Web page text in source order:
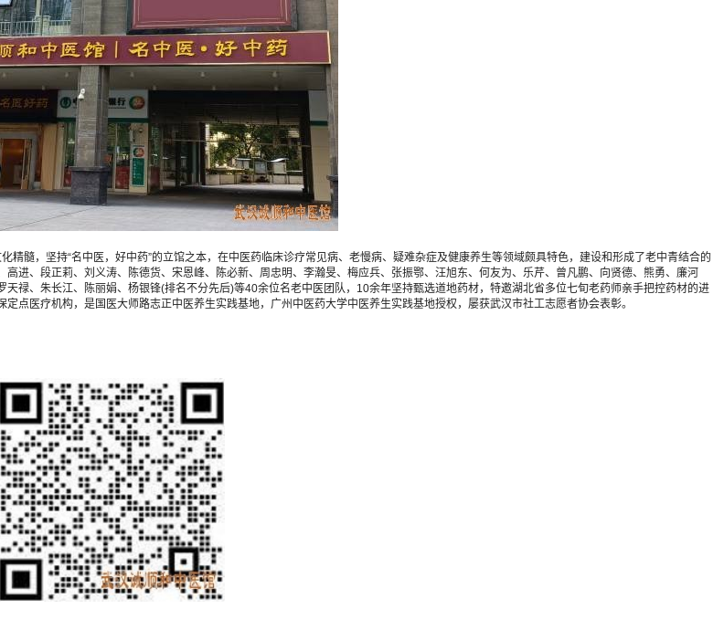
髓，坚持“名中医，好中药”的立馆之本，在中医药临床诊疗常见病、老慢病、疑难杂症及健康养生等领域颇具特色，建设和形成了老中青结合的
进、段正莉、刘义涛、陈德货、宋恩峰、陈必新、周忠明、李瀚旻、梅应兵、张振鄂、汪旭东、何友为、乐芹、曾凡鹏、向贤德、熊勇、廉河
禄、朱长江、陈丽娟、杨银锋(排名不分先后)等40余位名老中医团队，10余年坚持甄选道地药材，特邀湖北省多位七旬老药师亲手把控药材的进
点医疗机构，是国医大师路志正中医养生实践基地，广州中医药大学中医养生实践基地授权，屡获武汉市社工志愿者协会表彰。